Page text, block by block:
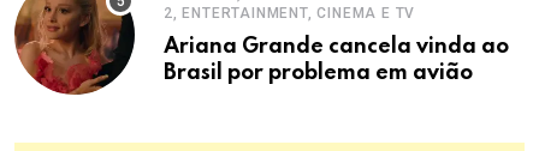
2, ENTERTAINMENT, CINEMA E TV
Ariana Grande cancela vinda ao
Brasil por problema em avião